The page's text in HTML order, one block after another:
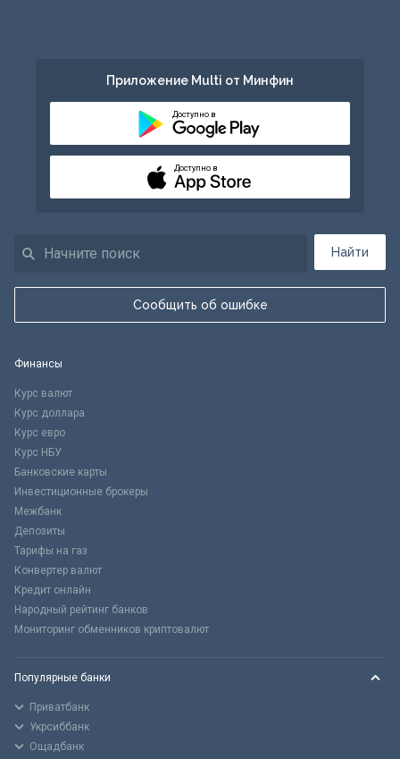
Найти
Сообщить об ошибке
Приложение Multi от Минфин
Доступно в
Доступно в
Финансы
Курс валют
Курс доллара
Курс евро
Курс НБУ
Банковские карты
Инвестиционные брокеры
Межбанк
Депозиты
Тарифы на газ
Конвертер валют
Кредит онлайн
Народный рейтинг банков
Мониторинг обменников криптовалют
Популярные банки
Приватбанк
Укрсиббанк
Ощадбанк